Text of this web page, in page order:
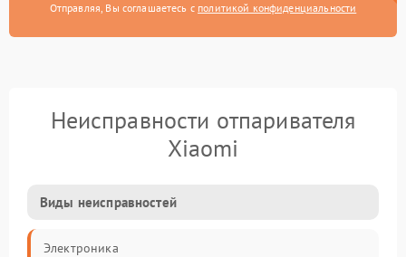
Отправляя, Вы соглашаетесь с политикой конфиденциальности
Неисправности отпаривателя
Xiaomi
Виды неисправностей
Электроника